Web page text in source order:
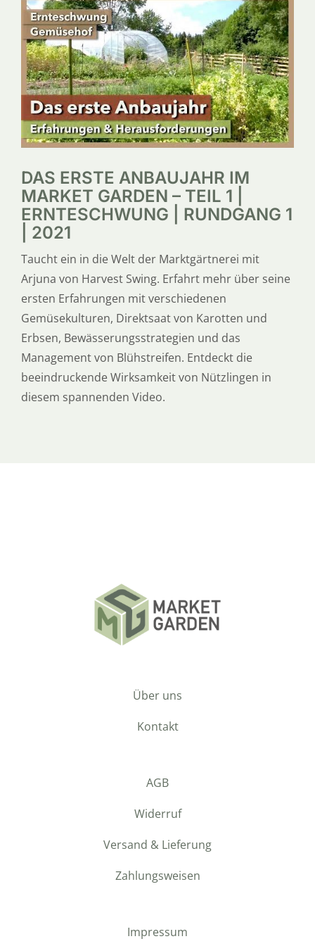
SERVICE
ÜBER UNS
DAS ERSTE ANBAUJAHR IM
MARKET GARDEN – TEIL 1 |
ERNTESCHWUNG | RUNDGANG 1
| 2021
Taucht ein in die Welt der Marktgärtnerei mit
Arjuna von Harvest Swing. Erfahrt mehr über seine
ersten Erfahrungen mit verschiedenen
Gemüsekulturen, Direktsaat von Karotten und
Erbsen, Bewässerungsstrategien und das
Management von Blühstreifen. Entdeckt die
beeindruckende Wirksamkeit von Nützlingen in
diesem spannenden Video.
Über uns
Kontakt
AGB
Widerruf
Versand & Lieferung
Zahlungsweisen
Impressum